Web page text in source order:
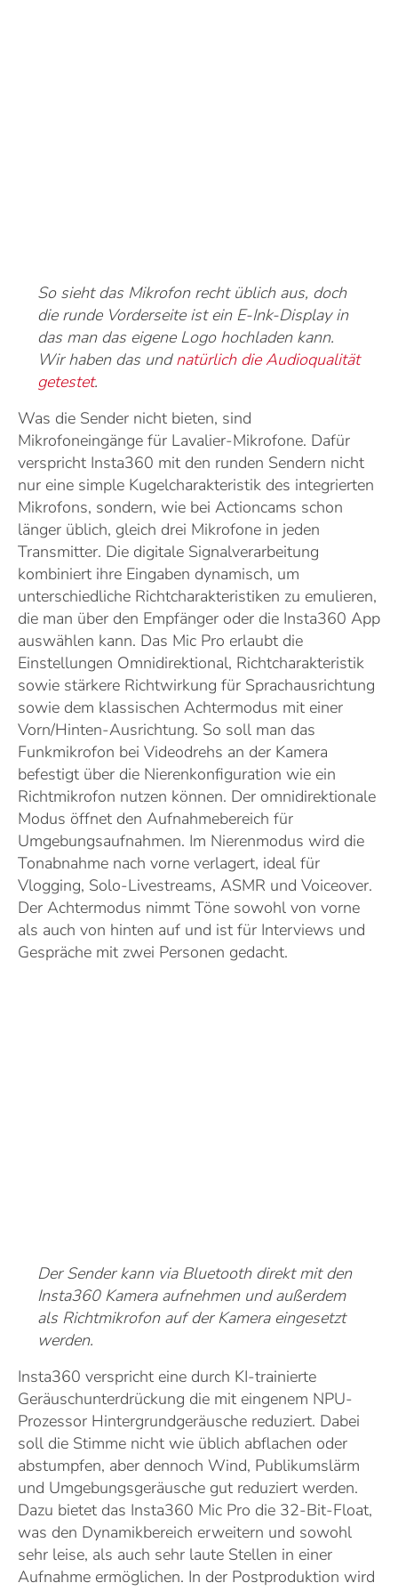
So sieht das Mikrofon recht üblich aus, doch
die runde Vorderseite ist ein E-Ink-Display in
das man das eigene Logo hochladen kann.
Wir haben das undnatürlich die Audioqualität
getestet.
Was die Sender nicht bieten, sind
Mikrofoneingänge für Lavalier-Mikrofone. Dafür
verspricht Insta360 mit den runden Sendern nicht
nur eine simple Kugelcharakteristik des integrierten
Mikrofons, sondern, wie bei Actioncams schon
länger üblich, gleich drei Mikrofone in jeden
Transmitter. Die digitale Signalverarbeitung
kombiniert ihre Eingaben dynamisch, um
unterschiedliche Richtcharakteristiken zu emulieren,
die man über den Empfänger oder die Insta360 App
auswählen kann. Das Mic Pro erlaubt die
Einstellungen Omnidirektional, Richtcharakteristik
sowie stärkere Richtwirkung für Sprachausrichtung
sowie dem klassischen Achtermodus mit einer
Vorn/Hinten-Ausrichtung. So soll man das
Funkmikrofon bei Videodrehs an der Kamera
befestigt über die Nierenkonfiguration wie ein
Richtmikrofon nutzen können. Der omnidirektionale
Modus öffnet den Aufnahmebereich für
Umgebungsaufnahmen. Im Nierenmodus wird die
Tonabnahme nach vorne verlagert, ideal für
Vlogging, Solo-Livestreams, ASMR und Voiceover.
Der Achtermodus nimmt Töne sowohl von vorne
als auch von hinten auf und ist für Interviews und
Gespräche mit zwei Personen gedacht.
Der Sender kann via Bluetooth direkt mit den
Insta360 Kamera aufnehmen und außerdem
als Richtmikrofon auf der Kamera eingesetzt
werden.
Insta360 verspricht eine durch KI-trainierte
Geräuschunterdrückung die mit eingenem NPU-
Prozessor Hintergrundgeräusche reduziert. Dabei
soll die Stimme nicht wie üblich abflachen oder
abstumpfen, aber dennoch Wind, Publikumslärm
und Umgebungsgeräusche gut reduziert werden.
Dazu bietet das Insta360 Mic Pro die 32-Bit-Float,
was den Dynamikbereich erweitern und sowohl
sehr leise, als auch sehr laute Stellen in einer
Aufnahme ermöglichen. In der Postproduktion wird